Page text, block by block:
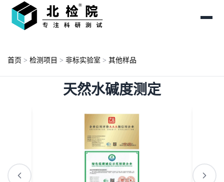
首页 > 检测项目 > 非标实验室 > 其他样品
天然水碱度测定